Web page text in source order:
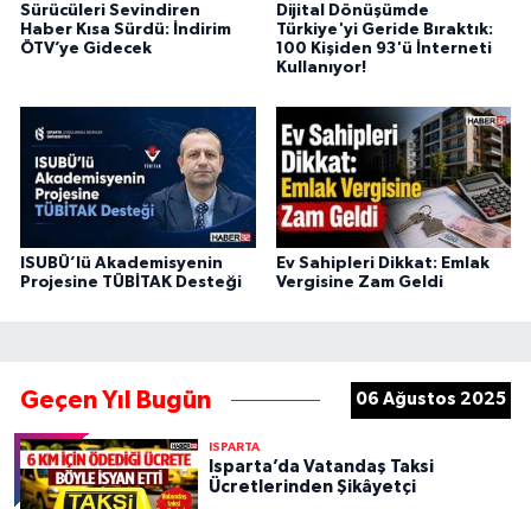
Sürücüleri Sevindiren
Haber Kısa Sürdü: İndirim
ÖTV’ye Gidecek
Dijital Dönüşümde
Türkiye'yi Geride Bıraktık:
100 Kişiden 93'ü İnterneti
Kullanıyor!
ISUBÜ’lü Akademisyenin
Projesine TÜBİTAK Desteği
Ev Sahipleri Dikkat: Emlak
Vergisine Zam Geldi
Geçen Yıl Bugün 06 Ağustos 2025
ISPARTA
Isparta’da Vatandaş Taksi
Ücretlerinden Şikâyetçi